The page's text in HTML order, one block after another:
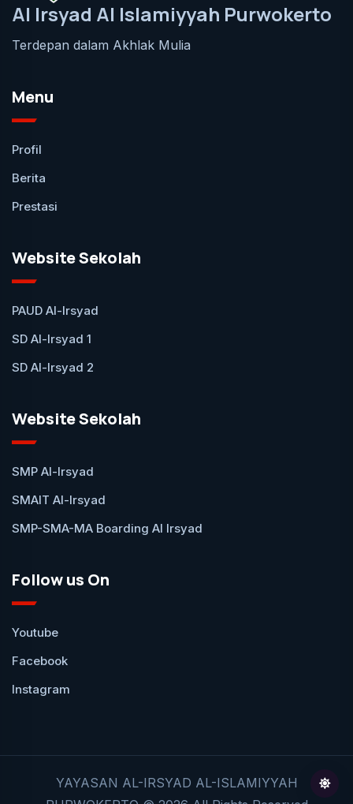
Al Irsyad Al Islamiyyah Purwokerto
Terdepan dalam Akhlak Mulia
Menu
Profil
Berita
Prestasi
Website Sekolah
PAUD Al-Irsyad
SD Al-Irsyad 1
SD Al-Irsyad 2
Website Sekolah
SMP Al-Irsyad
SMAIT Al-Irsyad
SMP-SMA-MA Boarding Al Irsyad
Follow us On
Youtube
Facebook
Instagram
YAYASAN AL-IRSYAD AL-ISLAMIYYAH